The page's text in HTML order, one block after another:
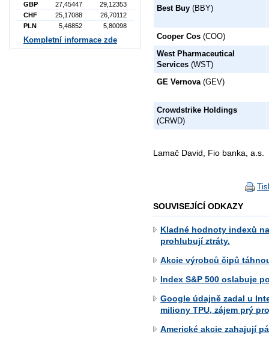
Best Buy (BBY)
Cooper Cos (COO)
West Pharmaceutical
Services (WST)
GE Vernova(GEV)
Crowdstrike Holdings
(CRWD)
Lamač David, Fio banka, a.s.
SOUVISEJÍCÍ ODKAZY
Kladné hodnoty indexů
prohlubují ztráty.
Akcie výrobců čipů
Index S&P 500 oslabuje
Google údajně zadal u
miliony TPU, zájem prý
Americké akcie zahajují
GBP
27,45447
29,12353
CHF
25,17088
26,70112
PLN
5,46852 5,80098
Kompletní informace zde